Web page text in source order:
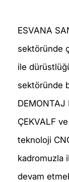
ESVANA
sektöründe
ile
sektöründe
DEMONTAJ
ÇEKVALF
teknoloji
kadromuzla
devam